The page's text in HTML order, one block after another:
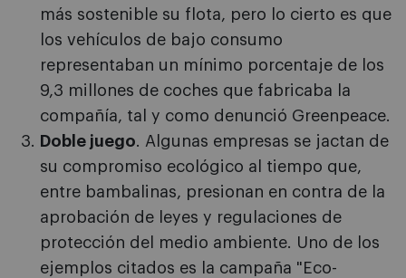
más sostenible su flota, pero lo cierto es que
los vehículos de bajo consumo
representaban un mínimo porcentaje de los
9,3 millones de coches que fabricaba la
compañía, tal y como denunció Greenpeace.
Doble juego. Algunas empresas se jactan de
su compromiso ecológico al tiempo que,
entre bambalinas, presionan en contra de la
aprobación de leyes y regulaciones de
protección del medio ambiente. Uno de los
ejemplos citados es la campaña "Eco-